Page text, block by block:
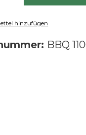
hinzufügen
BBQ